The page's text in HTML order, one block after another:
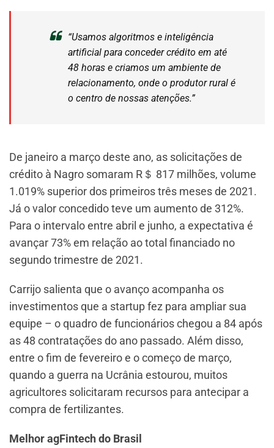
“Usamos algoritmos e inteligência
artificial para conceder crédito em até
48 horas e criamos um ambiente de
relacionamento, onde o produtor rural é
o centro de nossas atenções.”
De janeiro a março deste ano, as solicitações de
crédito à Nagro somaram R＄ 817 milhões, volume
1.019% superior dos primeiros três meses de 2021.
Já o valor concedido teve um aumento de 312%.
Para o intervalo entre abril e junho, a expectativa é
avançar 73% em relação ao total financiado no
segundo trimestre de 2021.
Carrijo salienta que o avanço acompanha os
investimentos que a startup fez para ampliar sua
equipe – o quadro de funcionários chegou a 84 após
as 48 contratações do ano passado. Além disso,
entre o fim de fevereiro e o começo de março,
quando a guerra na Ucrânia estourou, muitos
agricultores solicitaram recursos para antecipar a
compra de fertilizantes.
Melhor agFintech do Brasil